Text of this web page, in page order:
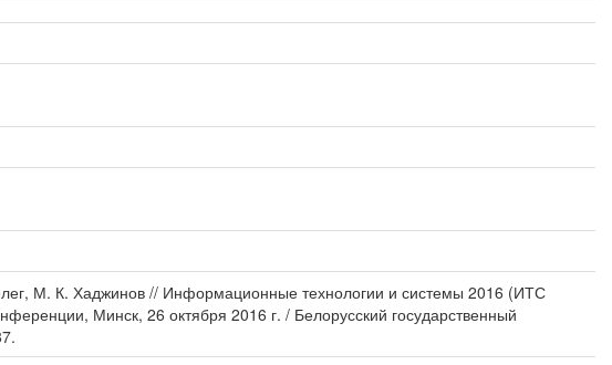
М. К. Хаджинов // Информационные технологии и системы 2016 (ИТС
Минск, 26 октября 2016 г. / Белорусский государственный